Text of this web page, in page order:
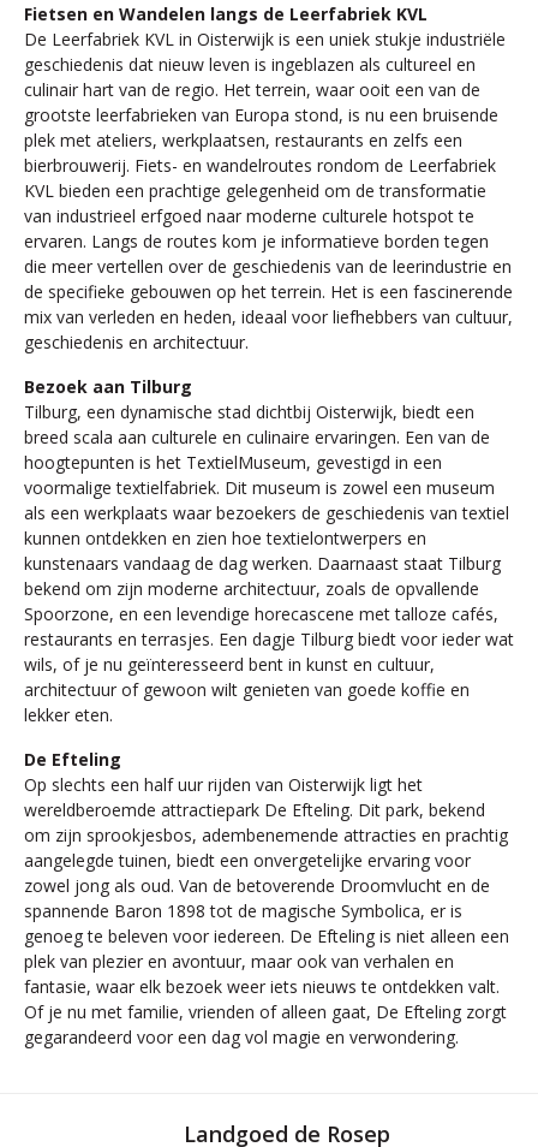
Fietsen en Wandelen langs de Leerfabriek KVL
De Leerfabriek KVL in Oisterwijk is een uniek stukje industriële
geschiedenis dat nieuw leven is ingeblazen als cultureel en
culinair hart van de regio. Het terrein, waar ooit een van de
grootste leerfabrieken van Europa stond, is nu een bruisende
plek met ateliers, werkplaatsen, restaurants en zelfs een
bierbrouwerij. Fiets- en wandelroutes rondom de Leerfabriek
KVL bieden een prachtige gelegenheid om de transformatie
van industrieel erfgoed naar moderne culturele hotspot te
ervaren. Langs de routes kom je informatieve borden tegen
die meer vertellen over de geschiedenis van de leerindustrie en
de specifieke gebouwen op het terrein. Het is een fascinerende
mix van verleden en heden, ideaal voor liefhebbers van cultuur,
geschiedenis en architectuur.
Bezoek aan Tilburg
Tilburg, een dynamische stad dichtbij Oisterwijk, biedt een
breed scala aan culturele en culinaire ervaringen. Een van de
hoogtepunten is het TextielMuseum, gevestigd in een
voormalige textielfabriek. Dit museum is zowel een museum
als een werkplaats waar bezoekers de geschiedenis van textiel
kunnen ontdekken en zien hoe textielontwerpers en
kunstenaars vandaag de dag werken. Daarnaast staat Tilburg
bekend om zijn moderne architectuur, zoals de opvallende
Spoorzone, en een levendige horecascene met talloze cafés,
restaurants en terrasjes. Een dagje Tilburg biedt voor ieder wat
wils, of je nu geïnteresseerd bent in kunst en cultuur,
architectuur of gewoon wilt genieten van goede koffie en
lekker eten.
De Efteling
Op slechts een half uur rijden van Oisterwijk ligt het
wereldberoemde attractiepark De Efteling. Dit park, bekend
om zijn sprookjesbos, adembenemende attracties en prachtig
aangelegde tuinen, biedt een onvergetelijke ervaring voor
zowel jong als oud. Van de betoverende Droomvlucht en de
spannende Baron 1898 tot de magische Symbolica, er is
genoeg te beleven voor iedereen. De Efteling is niet alleen een
plek van plezier en avontuur, maar ook van verhalen en
fantasie, waar elk bezoek weer iets nieuws te ontdekken valt.
Of je nu met familie, vrienden of alleen gaat, De Efteling zorgt
gegarandeerd voor een dag vol magie en verwondering.
Landgoed de Rosep